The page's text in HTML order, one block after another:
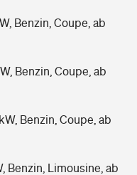
Benzin, Coupe, ab
Benzin, Coupe, ab
Benzin, Coupe, ab
Benzin, Limousine, ab